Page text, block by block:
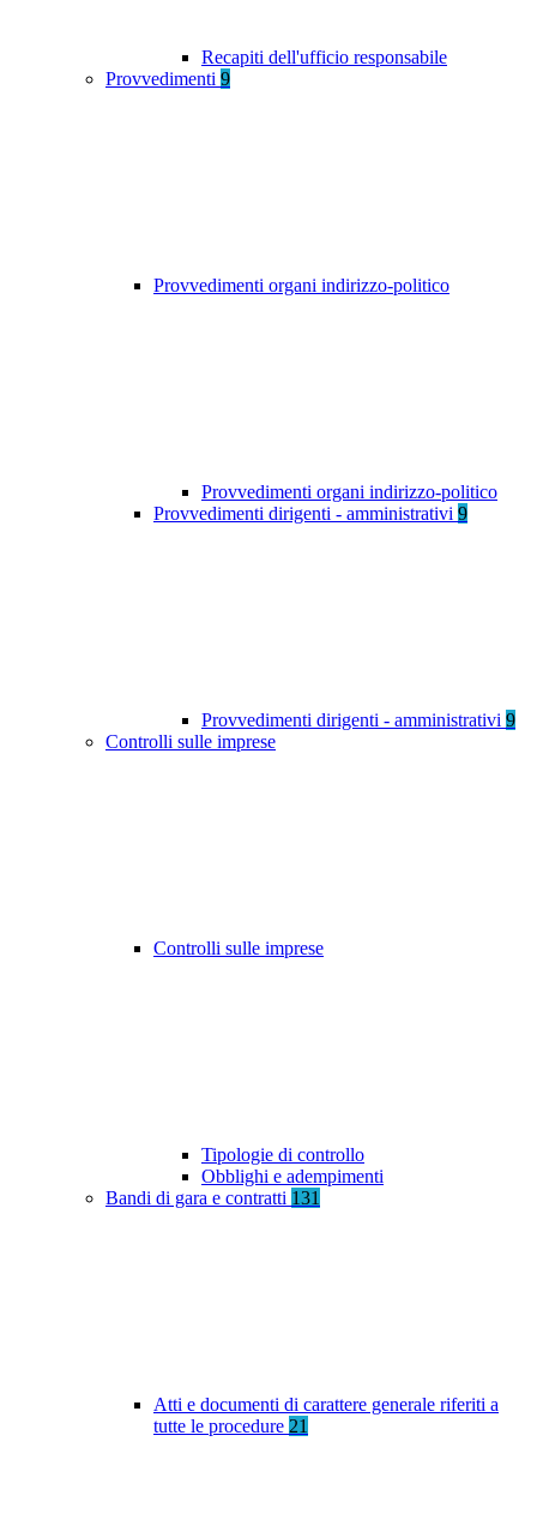
Recapiti dell'ufficio responsabile
Provvedimenti 9
Provvedimenti organi indirizzo-politico
Provvedimenti organi indirizzo-politico
Provvedimenti dirigenti - amministrativi 9
Provvedimenti dirigenti - amministrativi 9
Controlli sulle imprese
Controlli sulle imprese
Tipologie di controllo
Obblighi e adempimenti
Bandi di gara e contratti 131
Atti e documenti di carattere generale riferiti a
tutte le procedure 21